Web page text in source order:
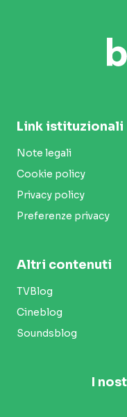
Link istituzionali
Note legali
Cookie policy
Privacy policy
Preferenze privacy
Altri contenuti
TVBlog
Cineblog
Soundsblog
I